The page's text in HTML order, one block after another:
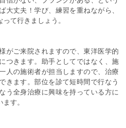
大丈夫！学び、練習を重ねながら、
て行きましょう。
がご来院されますので、東洋医学的
つきます。助手としてではなく、施
人の施術者が担当しますので、治療
きます。部位を診て短時間で行なう
う全身治療に興味を持っている方に
す。